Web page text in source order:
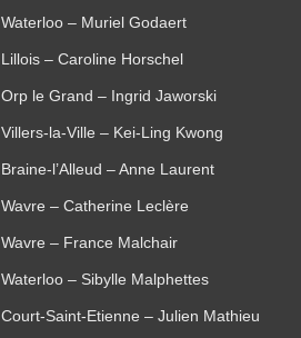
Waterloo – Muriel Godaert
Lillois – Caroline Horschel
Orp le Grand – Ingrid Jaworski
Villers-la-Ville – Kei-Ling Kwong
Braine-l’Alleud – Anne Laurent
Wavre – Catherine Leclère
Wavre – France Malchair
Waterloo – Sibylle Malphettes
Court-Saint-Etienne – Julien Mathieu